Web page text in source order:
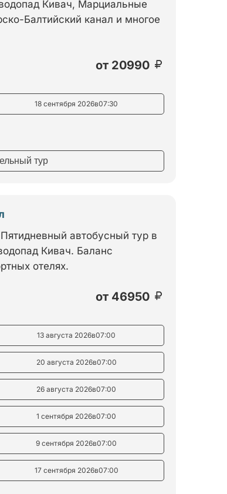
Кивач, Марциальные
Балтийский канал и многое
от 20990
18 сентября 2026в07:30
тур
автобусный тур в
Кивач. Баланс
отелях.
от 46950
13 августа 2026в07:00
20 августа 2026в07:00
26 августа 2026в07:00
1 сентября 2026в07:00
9 сентября 2026в07:00
17 сентября 2026в07:00